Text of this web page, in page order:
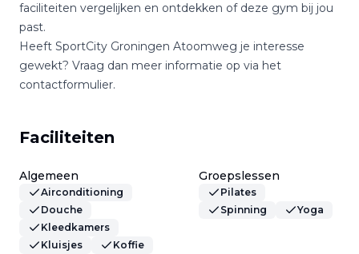
faciliteiten vergelijken en ontdekken of deze gym bij jou
past.
Heeft SportCity Groningen Atoomweg je interesse
gewekt? Vraag dan meer informatie op via het
contactformulier.
Faciliteiten
Algemeen
Airconditioning
Douche
Kleedkamers
Kluisjes
Koffie
Groepslessen
Pilates
Spinning
Yoga